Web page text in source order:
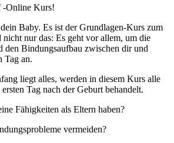
-Online Kurs!
Baby. Es ist der Grundlagen-Kurs zum
nur das: Es geht vor allem, um die
den Bindungsaufbau zwischen dir und
Tag an.
liegt alles, werden in diesem Kurs alle
Tag nach der Geburt behandelt.
Fähigkeiten als Eltern haben?
vermeiden?